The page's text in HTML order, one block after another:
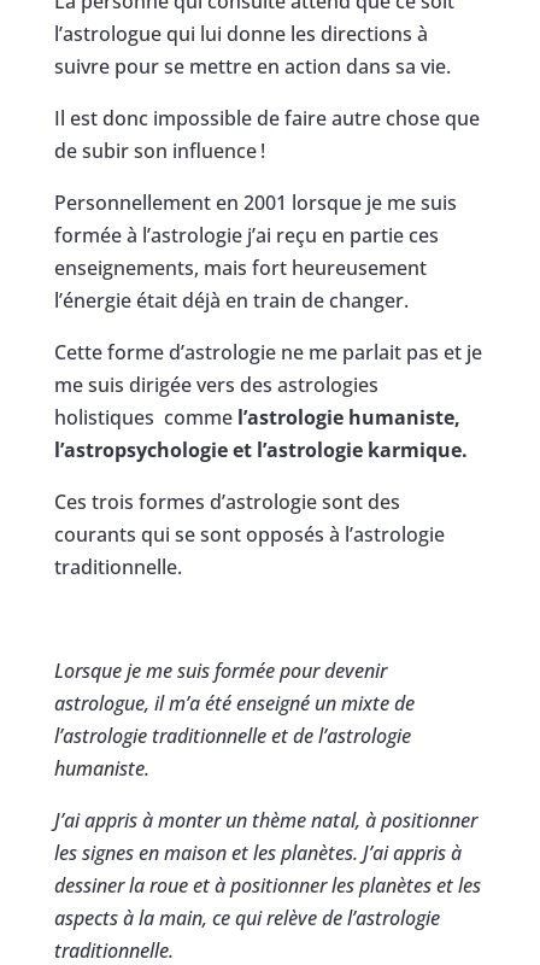
l’astrologue qui lui donne les directions à
suivre pour se mettre en action dans sa vie.
Il est donc impossible de faire autre chose que
de subir son influence !
Personnellement en 2001 lorsque je me suis
formée à l’astrologie j’ai reçu en partie ces
enseignements, mais fort heureusement
l’énergie était déjà en train de changer.
Cette forme d’astrologie ne me parlait pas et je
me suis dirigée vers des astrologies
holistiques comme l’astrologie humaniste,
l’astropsychologie et l’astrologie karmique.
Ces trois formes d’astrologie sont des
courants qui se sont opposés à l’astrologie
traditionnelle.
Lorsque je me suis formée pour devenir
astrologue, il m’a été enseigné un mixte de
l’astrologie traditionnelle et de l’astrologie
humaniste.
J’ai appris à monter un thème natal, à positionner
les signes en maison et les planètes. J’ai appris à
dessiner la roue et à positionner les planètes et les
aspects à la main, ce qui relève de l’astrologie
traditionnelle.